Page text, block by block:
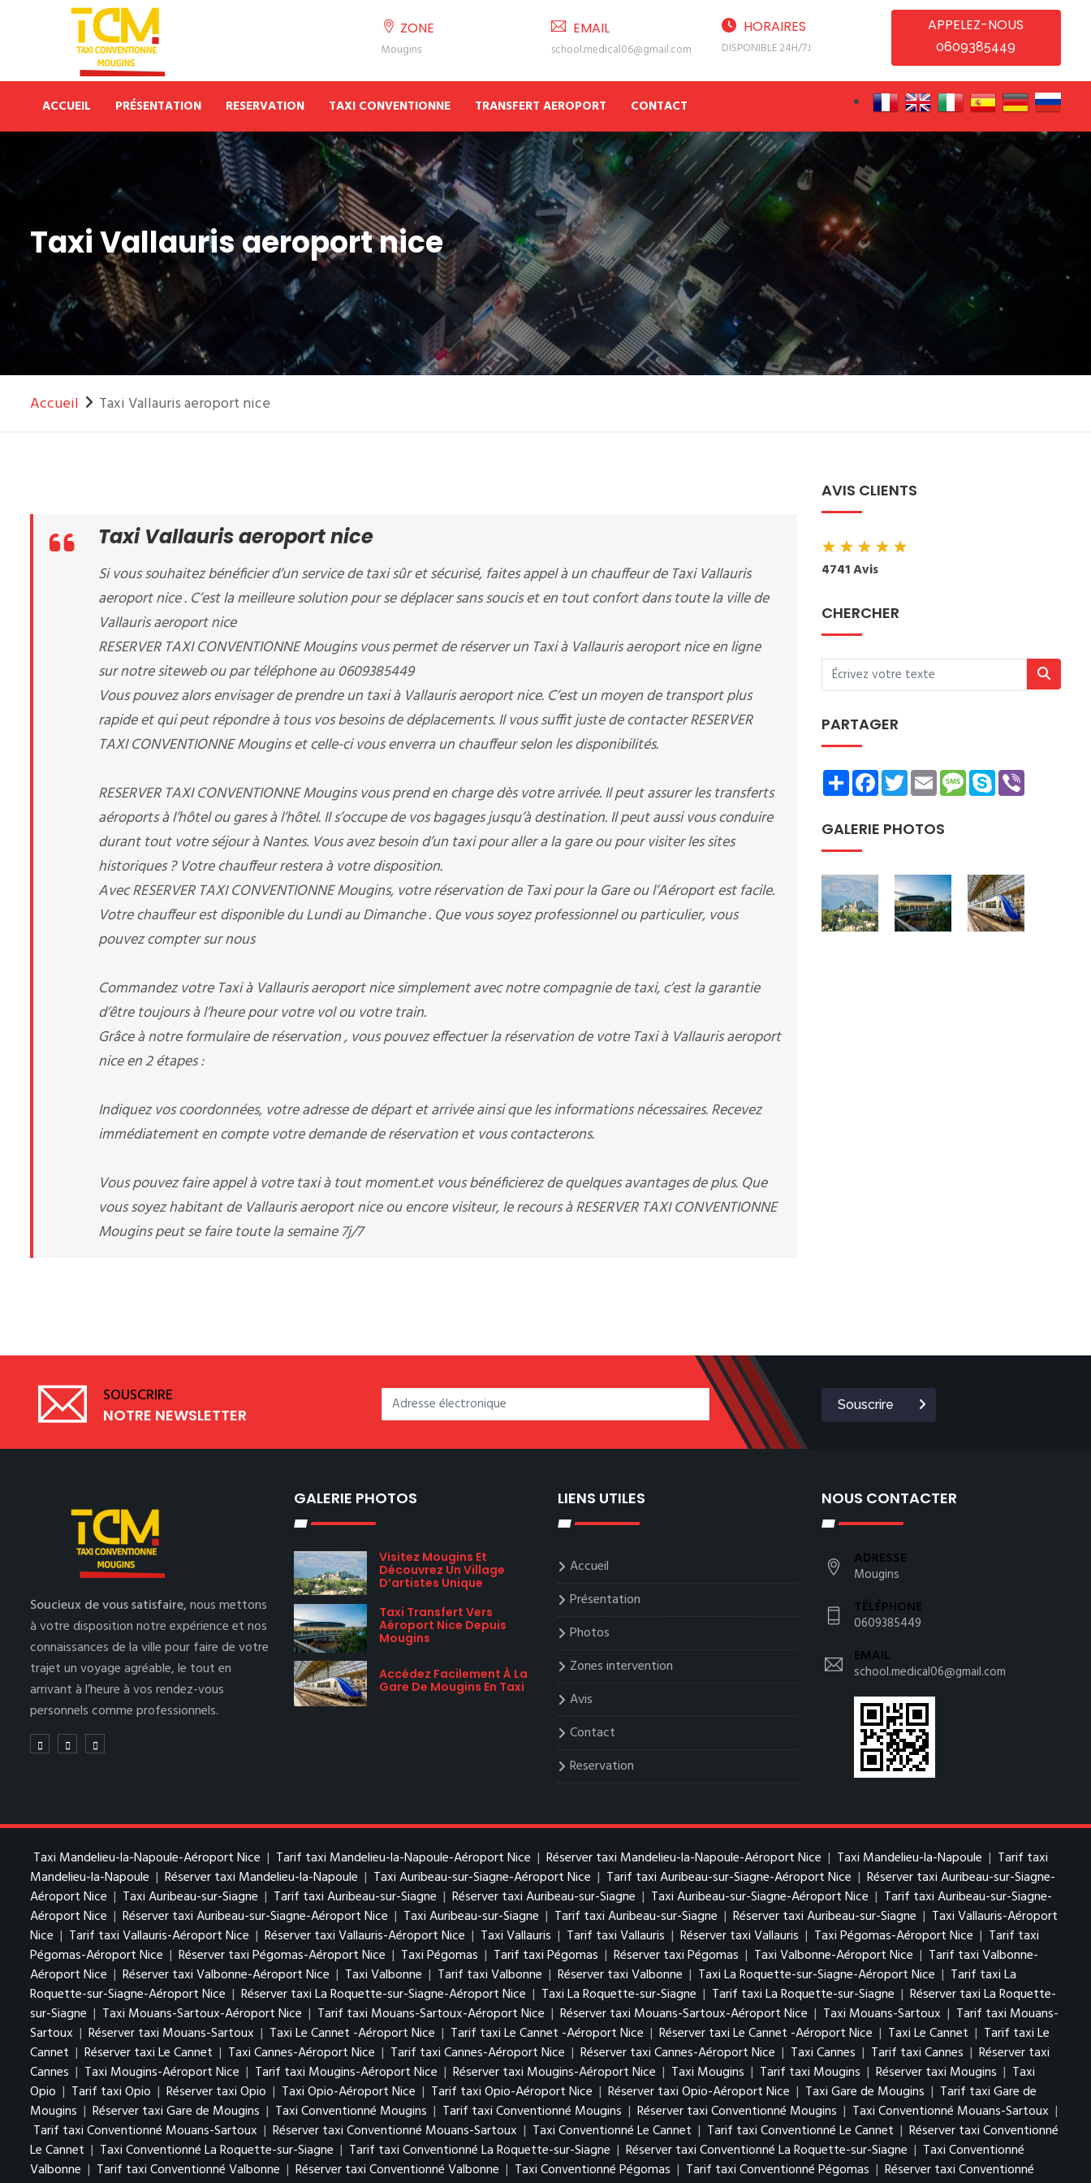
ZONE
Mougins
EMAIL
school.medical06@gmail.com
HORAIRES
DISPONIBLE 24H/7J
APPELEZ-NOUS
0609385449
ACCUEIL PRÉSENTATION RESERVATION TAXI CONVENTIONNE TRANSFERT AEROPORT CONTACT
Taxi Vallauris aeroport nice
Accueil Taxi Vallauris aeroport nice
Taxi Vallauris aeroport nice
Si vous souhaitez bénéficier d’un service de taxi sûr et sécurisé, faites appel à un chauffeur de Taxi Vallauris
aeroport nice . C’est la meilleure solution pour se déplacer sans soucis et en tout confort dans toute la ville de
Vallauris aeroport nice
RESERVER TAXI CONVENTIONNE Mougins vous permet de réserver un Taxi à Vallauris aeroport nice en ligne
sur notre siteweb ou par téléphone au 0609385449
Vous pouvez alors envisager de prendre un taxi à Vallauris aeroport nice. C’est un moyen de transport plus
rapide et qui peut répondre à tous vos besoins de déplacements. Il vous suffit juste de contacter RESERVER
TAXI CONVENTIONNE Mougins et celle-ci vous enverra un chauffeur selon les disponibilités.
RESERVER TAXI CONVENTIONNE Mougins vous prend en charge dès votre arrivée. Il peut assurer les transferts
aéroports à l’hôtel ou gares à l’hôtel. Il s’occupe de vos bagages jusqu’à destination. Il peut aussi vous conduire
durant tout votre séjour à Nantes. Vous avez besoin d’un taxi pour aller a la gare ou pour visiter les sites
historiques ? Votre chauffeur restera à votre disposition.
Avec RESERVER TAXI CONVENTIONNE Mougins, votre réservation de Taxi pour la Gare ou l’Aéroport est facile.
Votre chauffeur est disponible du Lundi au Dimanche . Que vous soyez professionnel ou particulier, vous
pouvez compter sur nous
Commandez votre Taxi à Vallauris aeroport nice simplement avec notre compagnie de taxi, c’est la garantie
d’être toujours à l’heure pour votre vol ou votre train.
Grâce à notre formulaire de réservation , vous pouvez effectuer la réservation de votre Taxi à Vallauris aeroport
nice en 2 étapes :
Indiquez vos coordonnées, votre adresse de départ et arrivée ainsi que les informations nécessaires. Recevez
immédiatement en compte votre demande de réservation et vous contacterons.
Vous pouvez faire appel à votre taxi à tout moment.et vous bénéficierez de quelques avantages de plus. Que
vous soyez habitant de Vallauris aeroport nice ou encore visiteur, le recours à RESERVER TAXI CONVENTIONNE
Mougins peut se faire toute la semaine 7j/7
AVIS CLIENTS
★★★★★
4741 Avis
CHERCHER
PARTAGER
ShareFacebookTwitterEmailMessage
Skype
GALERIE PHOTOS
SOUSCRIRE
NOTRE NEWSLETTER
Souscrire
Soucieux de vous satisfaire,nous mettons
à votre disposition notre expérience et nos
connaissances de la ville pour faire de votre
trajet un voyage agréable, le tout en
arrivant à l’heure à vos rendez-vous
personnels comme professionnels.
GALERIE PHOTOS
Visitez Mougins Et
Découvrez Un Village
D’artistes Unique
Taxi Transfert Vers
Aéroport Nice Depuis
Mougins
Accédez Facilement À La
Gare De Mougins En Taxi
LIENS UTILES
Accueil
Présentation
Photos
Zones intervention
Avis
Contact
Reservation
NOUS CONTACTER
ADRESSE
Mougins
TÉLÉPHONE
0609385449
EMAIL
school.medical06@gmail.com
Taxi Mandelieu-la-Napoule-Aéroport Nice | Tarif taxi Mandelieu-la-Napoule-Aéroport Nice | Réserver taxi Mandelieu-la-Napoule-Aéroport Nice | Taxi Mandelieu-la-Napoule | Tarif taxi
Mandelieu-la-Napoule | Réserver taxi Mandelieu-la-Napoule | Taxi Auribeau-sur-Siagne-Aéroport Nice | Tarif taxi Auribeau-sur-Siagne-Aéroport Nice | Réserver taxi Auribeau-sur-Siagne-
Aéroport Nice | Taxi Auribeau-sur-Siagne | Tarif taxi Auribeau-sur-Siagne | Réserver taxi Auribeau-sur-Siagne | Taxi Auribeau-sur-Siagne-Aéroport Nice | Tarif taxi Auribeau-sur-Siagne-
Aéroport Nice | Réserver taxi Auribeau-sur-Siagne-Aéroport Nice | Taxi Auribeau-sur-Siagne | Tarif taxi Auribeau-sur-Siagne | Réserver taxi Auribeau-sur-Siagne | Taxi Vallauris-Aéroport
Nice | Tarif taxi Vallauris-Aéroport Nice | Réserver taxi Vallauris-Aéroport Nice | Taxi Vallauris | Tarif taxi Vallauris | Réserver taxi Vallauris | Taxi Pégomas-Aéroport Nice | Tarif taxi
Pégomas-Aéroport Nice | Réserver taxi Pégomas-Aéroport Nice | Taxi Pégomas | Tarif taxi Pégomas | Réserver taxi Pégomas | Taxi Valbonne-Aéroport Nice | Tarif taxi Valbonne-
Aéroport Nice | Réserver taxi Valbonne-Aéroport Nice | Taxi Valbonne | Tarif taxi Valbonne | Réserver taxi Valbonne | Taxi La Roquette-sur-Siagne-Aéroport Nice | Tarif taxi La
Roquette-sur-Siagne-Aéroport Nice | Réserver taxi La Roquette-sur-Siagne-Aéroport Nice | Taxi La Roquette-sur-Siagne | Tarif taxi La Roquette-sur-Siagne | Réserver taxi La Roquette-
sur-Siagne | Taxi Mouans-Sartoux-Aéroport Nice | Tarif taxi Mouans-Sartoux-Aéroport Nice | Réserver taxi Mouans-Sartoux-Aéroport Nice | Taxi Mouans-Sartoux | Tarif taxi Mouans-
Sartoux | Réserver taxi Mouans-Sartoux | Taxi Le Cannet -Aéroport Nice | Tarif taxi Le Cannet -Aéroport Nice | Réserver taxi Le Cannet -Aéroport Nice | Taxi Le Cannet | Tarif taxi Le
Cannet | Réserver taxi Le Cannet | Taxi Cannes-Aéroport Nice | Tarif taxi Cannes-Aéroport Nice | Réserver taxi Cannes-Aéroport Nice | Taxi Cannes | Tarif taxi Cannes | Réserver taxi
Cannes | Taxi Mougins-Aéroport Nice | Tarif taxi Mougins-Aéroport Nice | Réserver taxi Mougins-Aéroport Nice | Taxi Mougins | Tarif taxi Mougins | Réserver taxi Mougins | Taxi
Opio | Tarif taxi Opio | Réserver taxi Opio | Taxi Opio-Aéroport Nice | Tarif taxi Opio-Aéroport Nice | Réserver taxi Opio-Aéroport Nice | Taxi Gare de Mougins | Tarif taxi Gare de
Mougins | Réserver taxi Gare de Mougins | Taxi Conventionné Mougins | Tarif taxi Conventionné Mougins | Réserver taxi Conventionné Mougins | Taxi Conventionné Mouans-Sartoux |
Tarif taxi Conventionné Mouans-Sartoux | Réserver taxi Conventionné Mouans-Sartoux | Taxi Conventionné Le Cannet | Tarif taxi Conventionné Le Cannet | Réserver taxi Conventionné
Le Cannet | Taxi Conventionné La Roquette-sur-Siagne | Tarif taxi Conventionné La Roquette-sur-Siagne | Réserver taxi Conventionné La Roquette-sur-Siagne | Taxi Conventionné
Valbonne | Tarif taxi Conventionné Valbonne | Réserver taxi Conventionné Valbonne | Taxi Conventionné Pégomas | Tarif taxi Conventionné Pégomas | Réserver taxi Conventionné